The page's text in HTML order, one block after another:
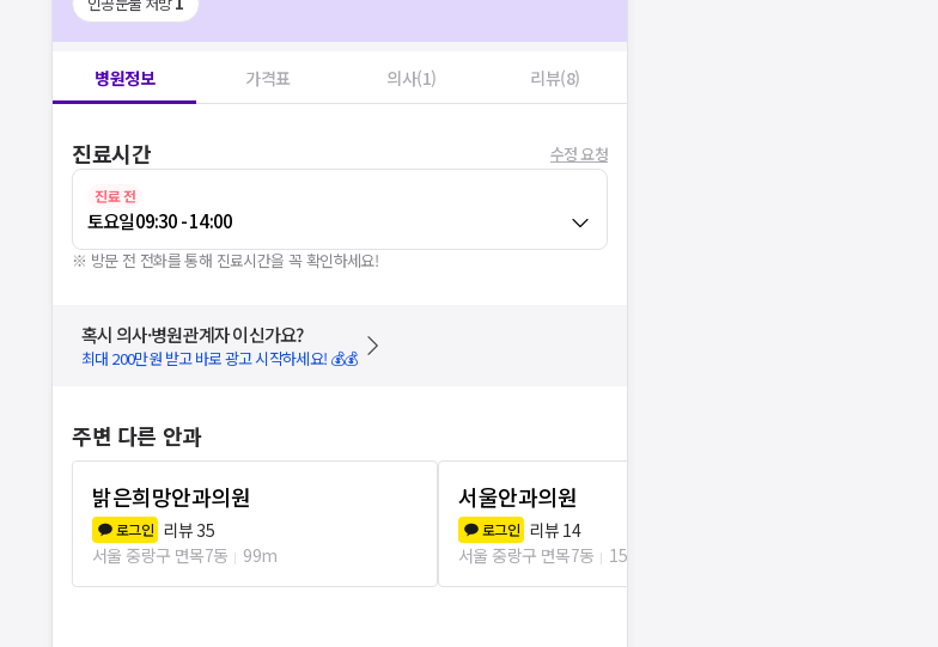
병원정보 가격표 의사(1) 리뷰(8)
진료시간 수정 요청
진료 전
토요일09:30 - 14:00
※ 방문 전 전화를 통해 진료시간을 꼭 확인하세요!
혹시 의사·병원관계자 이신가요?
최대 200만원 받고 바로 광고 시작하세요! 💰💰
주변 다른 안과
밝은희망안과의원
로그인 리뷰 35
서울 중랑구 면목7동
99m
서울안과의원
로그인 리뷰 14
서울 중랑구 면목7동
151m